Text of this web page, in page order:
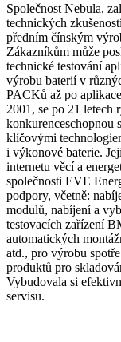
Společnost Nebula,
technických
předním čínským
Zákazníkům může
technické testování
výrobu baterií v
PACKů až po
2001, se po 21 letech
konkurenceschopnou
klíčovými
i výkonové baterie.
internetu věcí a
společnosti EVE
podpory, včetně:
modulů, nabíjení a
testovacích zařízení
automatických
atd., pro výrobu
produktů pro
Vybudovala si
servisu.